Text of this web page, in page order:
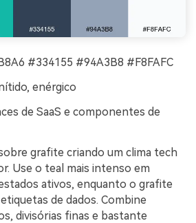
#334155 #94A3B8 #F8FAFC
enérgico
de SaaS e componentes de
grafite criando um clima tech
Use o teal mais intenso em
ativos, enquanto o grafite
de dados. Combine
divisórias finas e bastante